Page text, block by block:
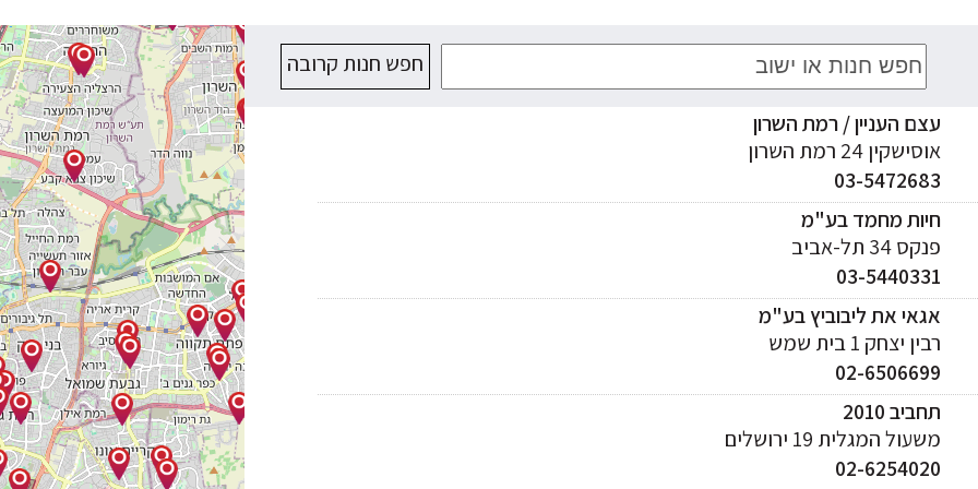
חפש חנות קרובה
עצם העניין / רמת השרון
אוסישקין 24 רמת השרון
03-5472683
חיות מחמד בע"מ
פנקס 34 תל-אביב
03-5440331
אגאי את ליבוביץ בע"מ
רבין יצחק 1 בית שמש
02-6506699
תחביב 2010
משעול המגלית 19 ירושלים
02-6254020